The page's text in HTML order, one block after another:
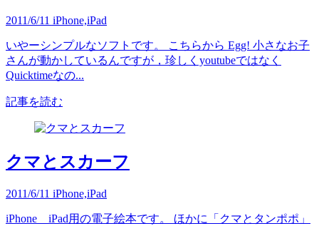
2011/6/11 iPhone,iPad
いやーシンプルなソフトです。 こちらから Egg! 小さなお子
さんが動かしているんですが，珍しくyoutubeではなく
Quicktimeなの...
記事を読む
クマとスカーフ
2011/6/11 iPhone,iPad
iPhone iPad用の電子絵本です。 ほかに「クマとタンポポ」